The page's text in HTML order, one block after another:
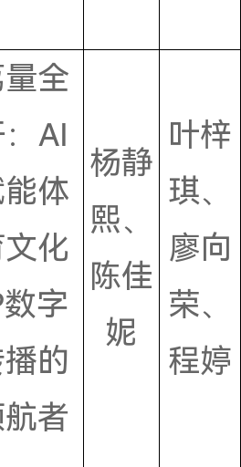
潮——
基于非
遗文化
的日用
瓷设计
杨春
萍、
李晓
聪
荔量全